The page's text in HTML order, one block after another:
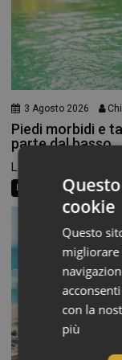
3 Agosto 2026
Piedi morbidi e
parte dal basso
La routine di
Beauty News Consigli
cookie
Questo
migliorare
con la
più